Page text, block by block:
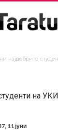
најдобрите
на
11 јуни